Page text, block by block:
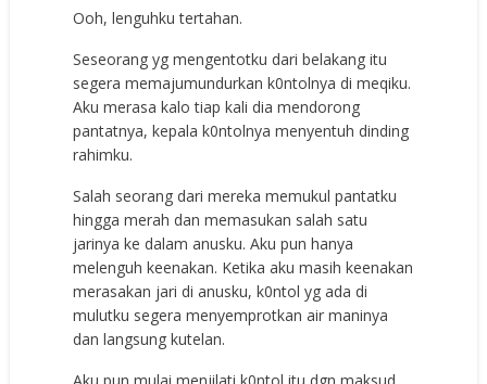
Ooh, lenguhku tertahan.
Seseorang yg mengentotku dari belakang itu
segera memajumundurkan k0ntolnya di meqiku.
Aku merasa kalo tiap kali dia mendorong
pantatnya, kepala k0ntolnya menyentuh dinding
rahimku.
Salah seorang dari mereka memukul pantatku
hingga merah dan memasukan salah satu
jarinya ke dalam anusku. Aku pun hanya
melenguh keenakan. Ketika aku masih keenakan
merasakan jari di anusku, k0ntol yg ada di
mulutku segera menyemprotkan air maninya
dan langsung kutelan.